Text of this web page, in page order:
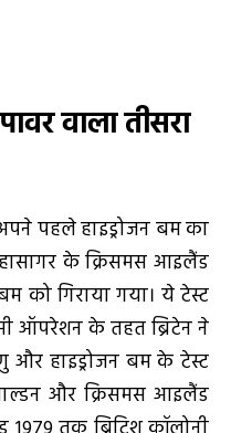
वाला तीसरा
पहले हाइड्रोजन बम का
के क्रिसमस आइलैंड
को गिराया गया। ये टेस्ट
ऑपरेशन के तहत ब्रिटेन ने
हाइड्रोजन बम के टेस्ट
और क्रिसमस आइलैंड